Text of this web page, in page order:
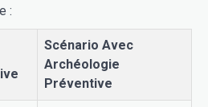
:
Scénario Avec
Archéologie
Préventive